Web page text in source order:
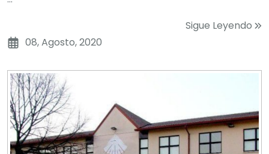
Sigue Leyendo
08, Agosto, 2020